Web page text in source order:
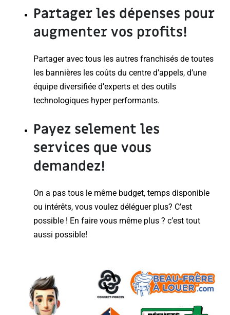
Partager les dépenses pour
augmenter vos profits!
Partager avec tous les autres franchisés de toutes
les bannières les coûts du centre d’appels, d’une
équipe diversifiée d’experts et des outils
technologiques hyper performants.
Payez selement les
services que vous
demandez!
On a pas tous le même budget, temps disponible
ou intérêts, vous voulez déléguer plus? C’est
possible ! En faire vous même plus ? c’est tout
aussi possible!